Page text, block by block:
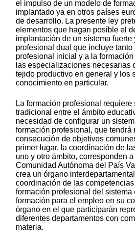
el impulso de un modelo de
implantado ya en otros países
de desarrollo. La presente ley
elementos que hagan posible el
implantación de un sistema
profesional dual que incluye tanto
profesional inicial y a la
las especializaciones necesarias
tejido productivo en general y los
conocimiento en particular.
La formación profesional
tradicional entre el ámbito
necesidad de configurar un
formación profesional, que tendrá
consecución de objetivos
primer lugar, la coordinación de
uno y otro ámbito, corresponden
Comunidad Autónoma del País
crea un órgano
coordinación de las
formación profesional del sistema
formación para el empleo en su
órgano en el que participarán
diferentes departamentos con
materia.